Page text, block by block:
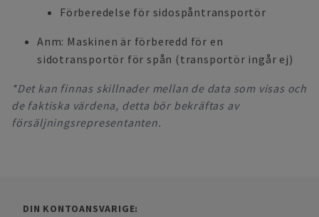
Förberedelse för sidospåntransportör
Anm: Maskinen är förberedd för en
sidotransportör för spån (transportör ingår ej)
*Det kan finnas skillnader mellan de data som visas och
de faktiska värdena, detta bör bekräftas av
försäljningsrepresentanten.
DIN KONTOANSVARIGE: